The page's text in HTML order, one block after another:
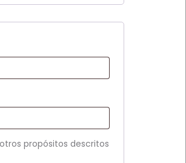
propósitos descritos